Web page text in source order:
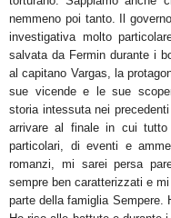
nemmeno poi tanto. Il
investigativa molto
salvata da Fermin durante i
al capitano Vargas, la
sue vicende e le sue
storia intessuta nei
arrivare al finale in cui
particolari, di eventi e
romanzi, mi sarei persa
sempre ben caratterizzati e
parte della famiglia Sempere.